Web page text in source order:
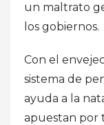
un maltrato
los gobiernos.
Con el
sistema de
ayuda a la
apuestan por